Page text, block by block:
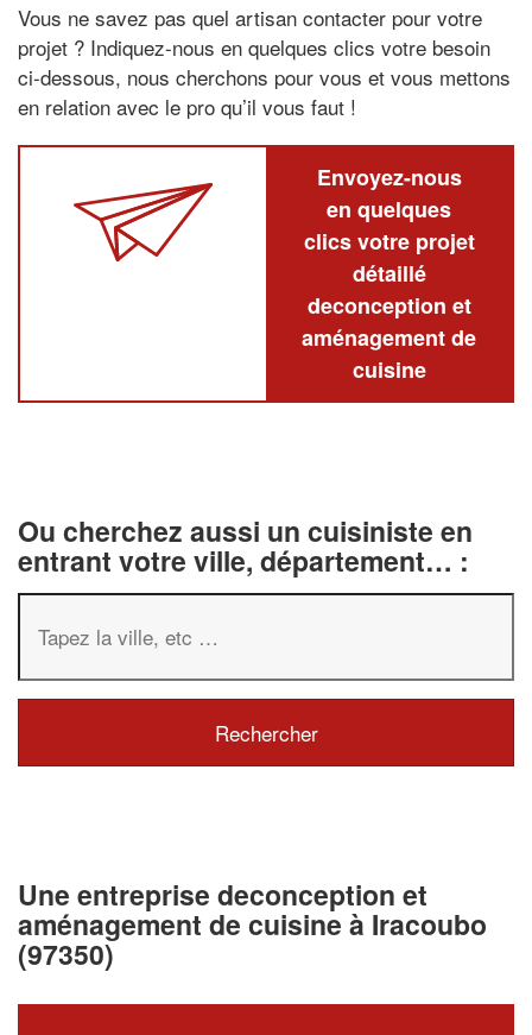
Vous ne savez pas quel artisan contacter pour votre
projet ? Indiquez-nous en quelques clics votre besoin
ci-dessous, nous cherchons pour vous et vous mettons
en relation avec le pro qu’il vous faut !
Envoyez-nous
en quelques
clics votre projet
détaillé
deconception et
aménagement de
cuisine
Ou cherchez aussi un cuisiniste en
entrant votre ville, département… :
Une entreprise deconception et
aménagement de cuisine à Iracoubo
(97350)